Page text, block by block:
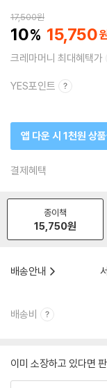
17,500원
10 15,750
크레마머니 최대혜택가
YES포인트
앱 다운 시 1천원 상
결제혜택
종이책
15,750원
배송안내
배송비
이미 소장하고 있다면